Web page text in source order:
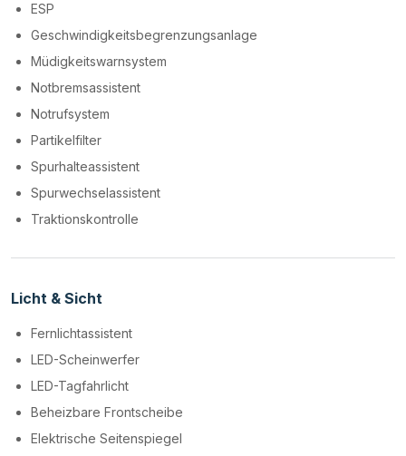
ESP
Geschwindigkeitsbegrenzungsanlage
Müdigkeitswarnsystem
Notbremsassistent
Notrufsystem
Partikelfilter
Spurhalteassistent
Spurwechselassistent
Traktionskontrolle
Licht & Sicht
Fernlichtassistent
LED-Scheinwerfer
LED-Tagfahrlicht
Beheizbare Frontscheibe
Elektrische Seitenspiegel